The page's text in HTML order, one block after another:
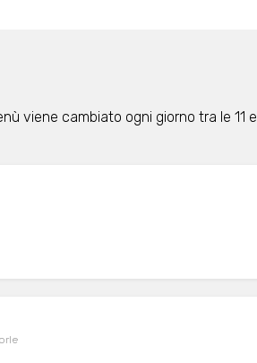
viene cambiato ogni giorno tra le 11 e